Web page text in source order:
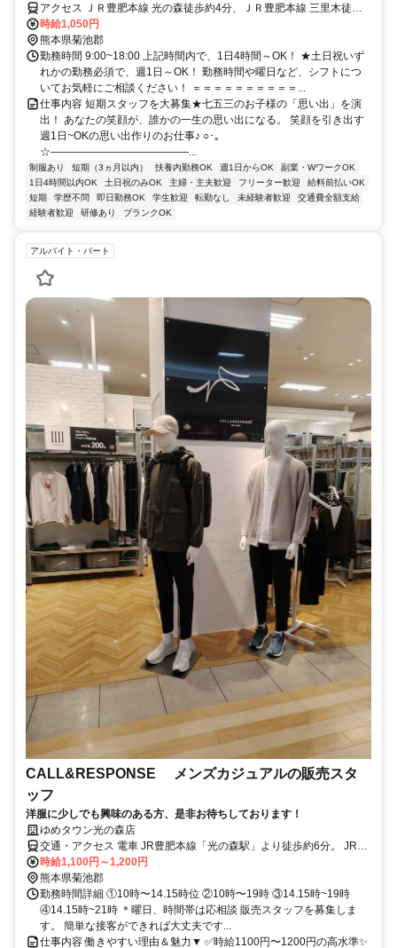
アクセス ＪＲ豊肥本線 光の森徒歩約4分、ＪＲ豊肥本線 三里木徒歩
約15分、ＪＲ豊肥本線 武蔵塚徒歩約26分 豊肥本線 光の森駅より徒歩
3分
時給1,050円
熊本県菊池郡
勤務時間 9:00~18:00 上記時間内で、1日4時間～OK！ ★土日祝いず
れかの勤務必須で、週1日～OK！ 勤務時間や曜日など、シフトにつ
いてお気軽にご相談ください！ ＝＝＝＝＝＝＝＝＝＝...
仕事内容 短期スタッフを大募集★七五三のお子様の「思い出」を演
出！ あなたの笑顔が、誰かの一生の思い出になる。 笑顔を引き出す
週1日~OKの思い出作りのお仕事♪ ○･｡
☆―――――――――――――...
制服あり 短期（3ヵ月以内） 扶養内勤務OK 週1日からOK
副業・WワークOK
1日4時間以内OK
土日祝のみOK 主婦・主夫歓迎 フリーター歓迎
給料前払いOK
短期
学歴不問 即日勤務OK 学生歓迎 転勤なし 未経験者歓迎
交通費全額支給
経験者歓迎
研修あり ブランクOK
アルバイト・パート
CALL&RESPONSE メンズカジュアルの販売スタ
ッフ
洋服に少しでも興味のある方、是非お待ちしております！
ゆめタウン光の森店
交通・アクセス 電車 JR豊肥本線「光の森駅」より徒歩約6分。 JR豊
肥本線「三里木駅」より徒歩約20分。 バス 産交バス「ゆめタウン光
の森」停留所下車、徒歩1分。 E3-2（光の森産交行）、菊陽町巡回バ
ス、熊本電鉄バス（楠団地線など）が利用可能。
時給1,100円～1,200円
熊本県菊池郡
勤務時間詳細 ①10時〜14.15時位 ②10時〜19時 ③14.15時~19時
④14.15時~21時 ＊曜日、時間帯は応相談 販売スタッフを募集しま
す。 簡単な接客ができれば大丈夫です...
仕事内容 働きやすい理由＆魅力▼ ✅時給1100円〜1200円の高水準✨